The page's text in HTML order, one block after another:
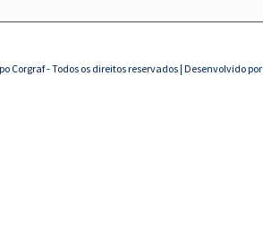
Corgraf - Todos os direitos reservados | Desenvolvido por